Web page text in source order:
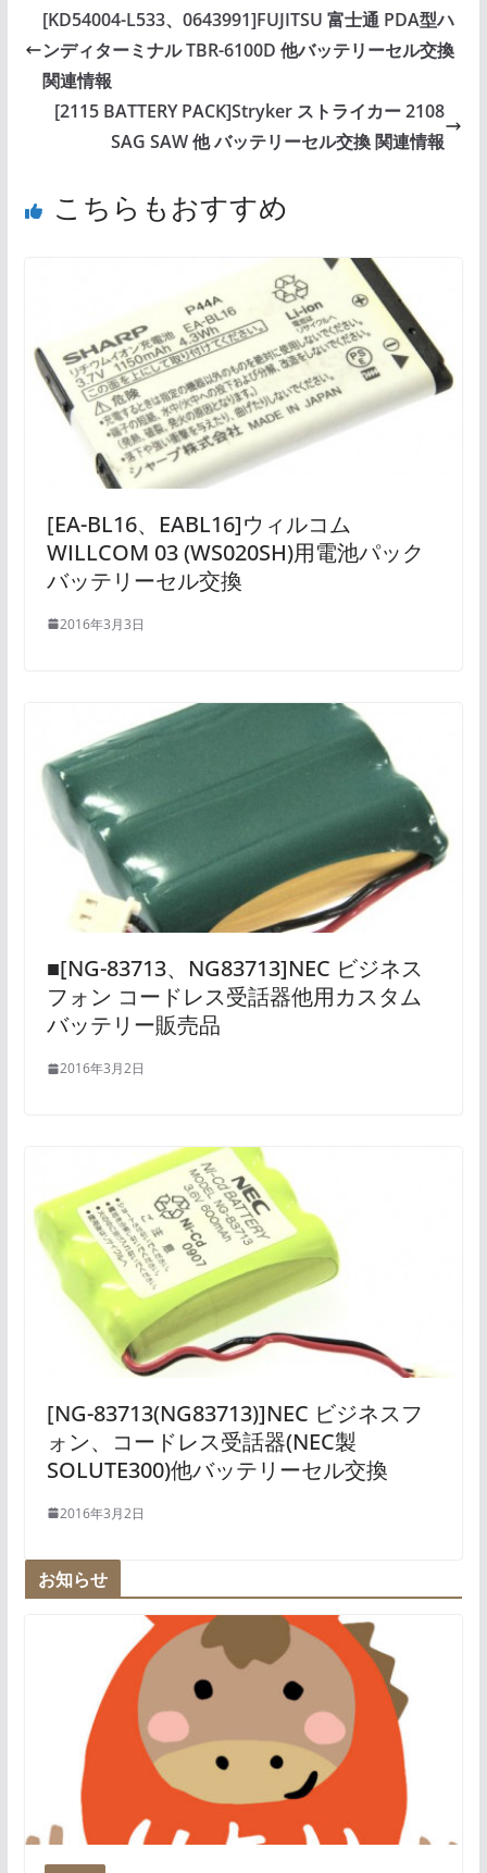
[KD54004-L533、0643991]FUJITSU 富士通 PDA型ハ
ンディターミナル TBR-6100D 他バッテリーセル交換
関連情報
[2115 BATTERY PACK]Stryker ストライカー 2108
SAG SAW 他 バッテリーセル交換 関連情報
こちらもおすすめ
[EA-BL16、EABL16]ウィルコム
WILLCOM 03 (WS020SH)用電池パック
バッテリーセル交換
2016年3月3日
■[NG-83713、NG83713]NEC ビジネス
フォン コードレス受話器他用カスタム
バッテリー販売品
2016年3月2日
[NG-83713(NG83713)]NEC ビジネスフ
ォン、コードレス受話器(NEC製
SOLUTE300)他バッテリーセル交換
2016年3月2日
お知らせ